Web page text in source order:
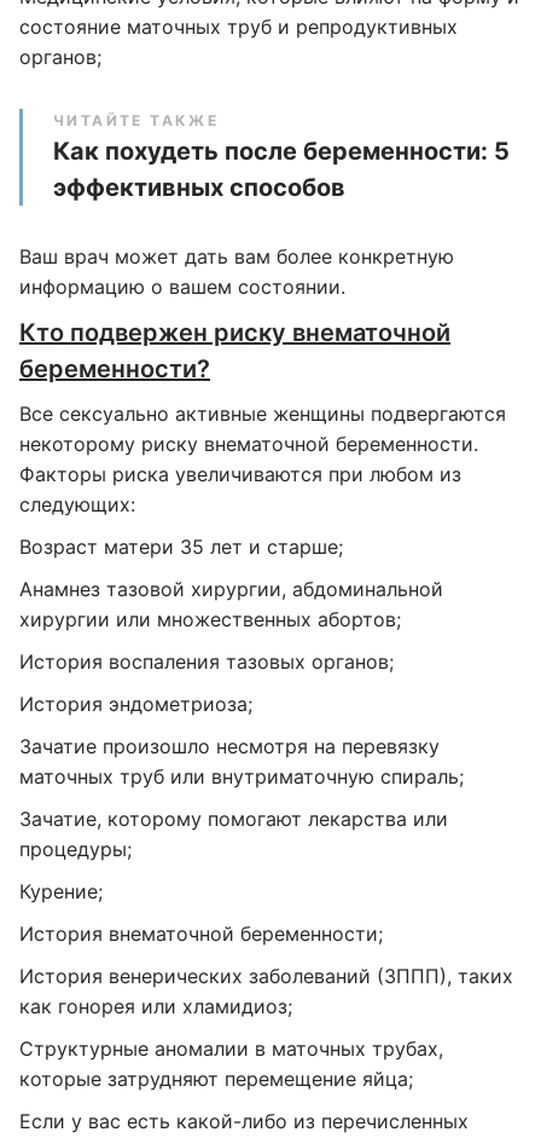
состояние маточных труб и репродуктивных
органов;
ЧИТАЙТЕ ТАКЖЕ
Как похудеть после беременности: 5
эффективных способов
Ваш врач может дать вам более конкретную
информацию о вашем состоянии.
Кто подвержен риску внематочной
беременности?
Все сексуально активные женщины подвергаются
некоторому риску внематочной беременности.
Факторы риска увеличиваются при любом из
следующих:
Возраст матери 35 лет и старше;
Анамнез тазовой хирургии, абдоминальной
хирургии или множественных абортов;
История воспаления тазовых органов;
История эндометриоза;
Зачатие произошло несмотря на перевязку
маточных труб или внутриматочную спираль;
Зачатие, которому помогают лекарства или
процедуры;
Курение;
История внематочной беременности;
История венерических заболеваний (ЗППП), таких
как гонорея или хламидиоз;
Структурные аномалии в маточных трубах,
которые затрудняют перемещение яйца;
Если у вас есть какой-либо из перечисленных